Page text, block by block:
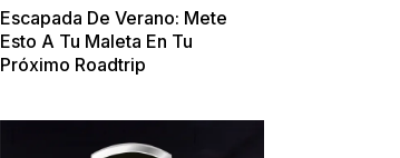
Escapada De Verano: Mete
Esto A Tu Maleta En Tu
Próximo Roadtrip